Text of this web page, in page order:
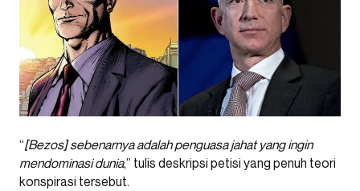
“[Bezos] sebenarnya adalah penguasa jahat yang ingin
mendominasi dunia,” tulis deskripsi petisi yang penuh teori
konspirasi tersebut.